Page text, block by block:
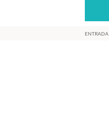
ENTRADA